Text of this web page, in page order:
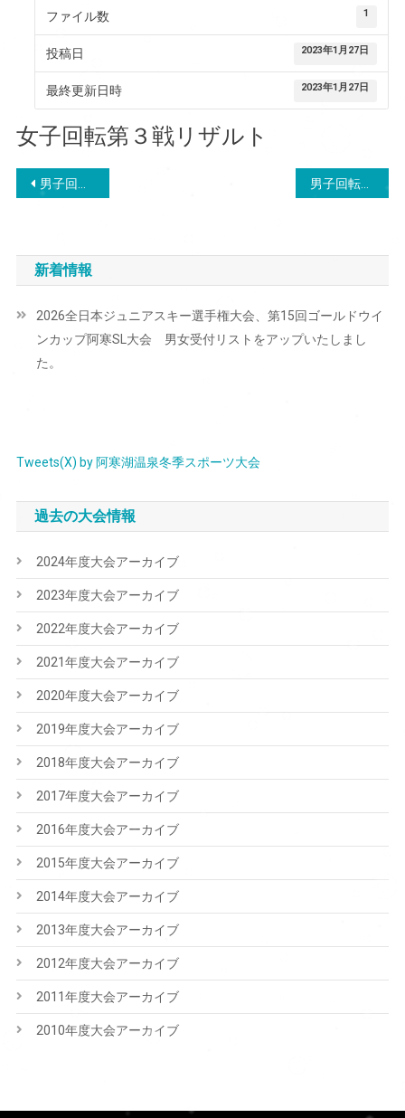
ファイル数 1
投稿日 2023年1月27日
最終更新日時 2023年1月27日
女子回転第３戦リザルト
投
ナ
ビ
ゲ
ー
ン
男子回転第３戦リザルト
新着情報
2026全日本ジュニアスキー選手権大会、第15回ゴールドウイ
ンカップ阿寒SL大会 男女受付リストをアップいたしまし
た。
Tweets(X) by 阿寒湖温泉冬季スポーツ大会
過去の大会情報
2024年度大会アーカイブ
2023年度大会アーカイブ
2022年度大会アーカイブ
2021年度大会アーカイブ
2020年度大会アーカイブ
2019年度大会アーカイブ
2018年度大会アーカイブ
2017年度大会アーカイブ
2016年度大会アーカイブ
2015年度大会アーカイブ
2014年度大会アーカイブ
2013年度大会アーカイブ
2012年度大会アーカイブ
2011年度大会アーカイブ
2010年度大会アーカイブ